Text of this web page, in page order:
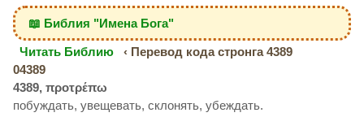
📖 Библия "Имена Бога"
Читать Библию
‹ Перевод кода стронга 4389
04389
4389, προτρέπω
побуждать, увещевать, склонять, убеждать.